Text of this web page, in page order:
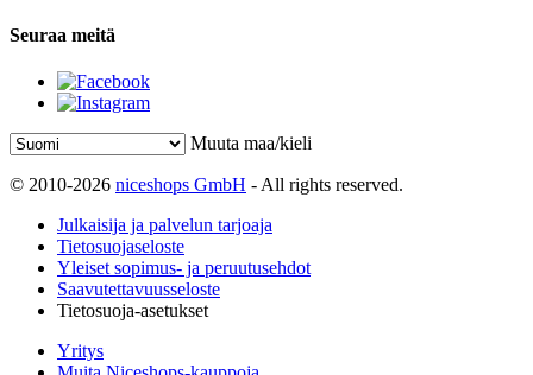
Seuraa meitä
Muuta maa/kieli
© 2010-2026 niceshops GmbH - All rights reserved.
Julkaisija ja palvelun tarjoaja
Tietosuojaseloste
Yleiset sopimus- ja peruutusehdot
Saavutettavuusseloste
Tietosuoja-asetukset
Yritys